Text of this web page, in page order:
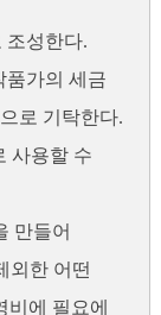
조성한다.
품가의 세금
로 기탁한다.
사용할 수
만들어
외한 어떤
비에 필요에